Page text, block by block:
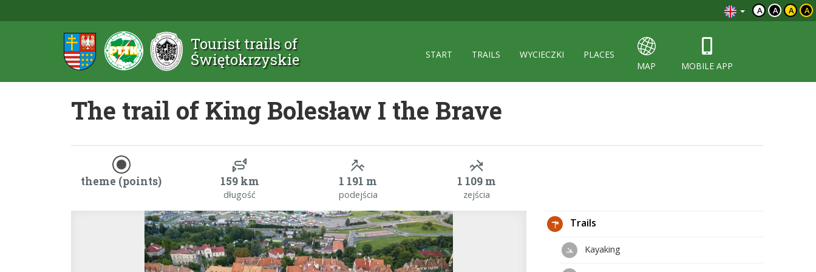
A A A A
Tourist trails of
Świętokrzyskie
START TRAILS WYCIECZKI
PLACES
MAP
MOBILE APP
The trail of King Bolesław I the Brave
theme (points) 159 km
długość
1 191 m
podejścia
1 109 m
zejścia
Trails
Kayaking